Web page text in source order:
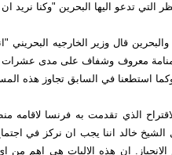
التي تدعو اليها البحرين "وكنا نريد
قال وزير الخارجيه البحريني
معروف وشفاف على مدى عشرات
وكما استطعنا في السابق تجاوز هذه
الذي تقدمت به فرنسا
خالد اننا يجب ان نركز في
ان هذه الاليات هي اهم من